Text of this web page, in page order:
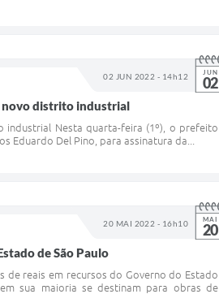
02 JUN 2022 - 14h12 JUN
02
novo distrito industrial
industrial Nesta quarta-feira (1º), o prefeito
Eduardo Del Pino, para assinatura da...
20 MAI 2022 - 16h10 MAI
20
de São Paulo
de reais em recursos do Governo do Estado
sua maioria se destinam para obras de